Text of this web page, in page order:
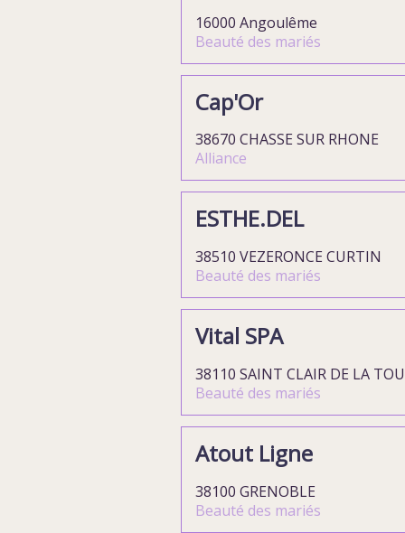
16000 Angoulême
Beauté des mariés
Cap'Or
38670 CHASSE SUR RHONE
Alliance
ESTHE.DEL
38510 VEZERONCE CURTIN
Beauté des mariés
Vital SPA
38110 SAINT CLAIR DE LA
Beauté des mariés
Atout Ligne
38100 GRENOBLE
Beauté des mariés